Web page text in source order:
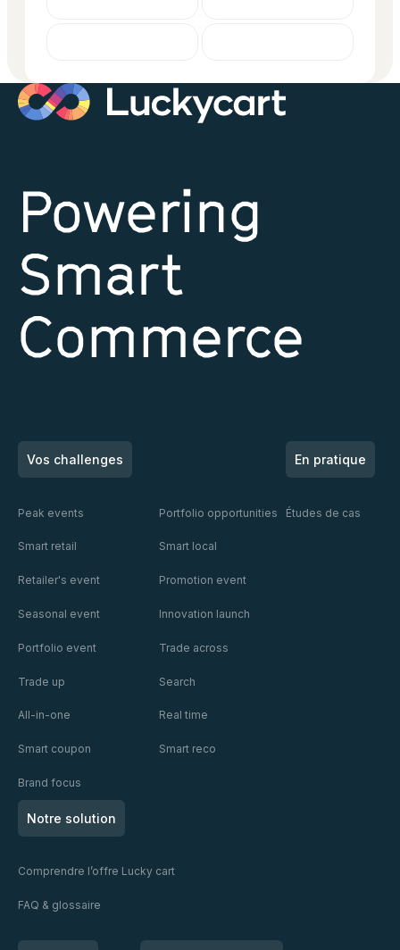
Powering
Smart
Commerce
Vos challenges
Peak events Portfolio opportunities
Smart retail Smart local
Retailer's event Promotion event
Seasonal event Innovation launch
Portfolio event Trade across
Trade up Search
All-in-one Real time
Smart coupon Smart reco
Brand focus
En pratique
Études de cas
Notre solution
Comprendre l’offre Lucky cart
FAQ & glossaire